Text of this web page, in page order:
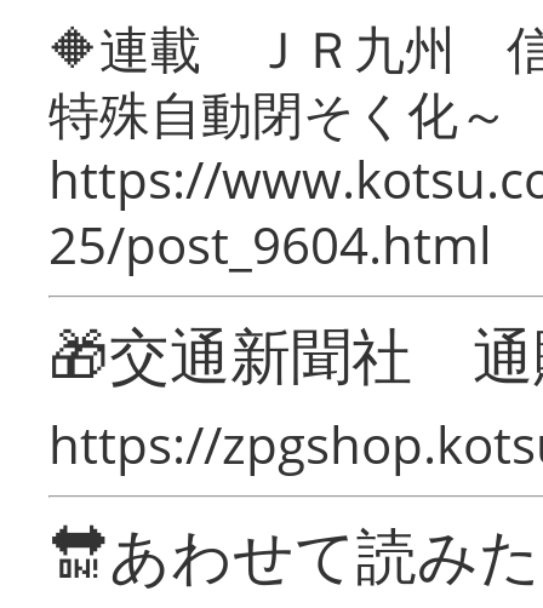
🔶連載 ＪＲ九州 信
特殊自動閉そく化～
https://
25/post_9604.html
🎁交通新聞社
https://
🔛あわせて読み